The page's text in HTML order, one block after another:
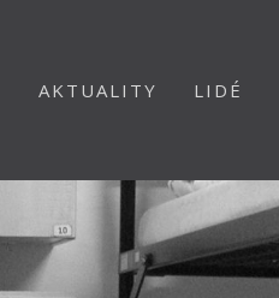
AKTUALITY LIDÉ